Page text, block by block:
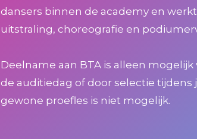
dansers binnen de academy en
uitstraling, choreografie en
Deelname aan BTA is alleen mogelijk
de auditiedag of door selectie tijdens
gewone proefles is niet mogelijk.